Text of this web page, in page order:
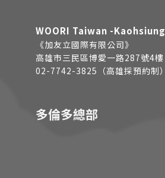
WOORI Taiwan -Kaohsiung
《加友立國際有限公司》
高雄市三民區博愛一路287號4樓
02-7742-3825（高雄採預約制）
多倫多總部